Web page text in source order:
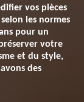
vos pièces
les normes
pour un
votre
et du style,
des